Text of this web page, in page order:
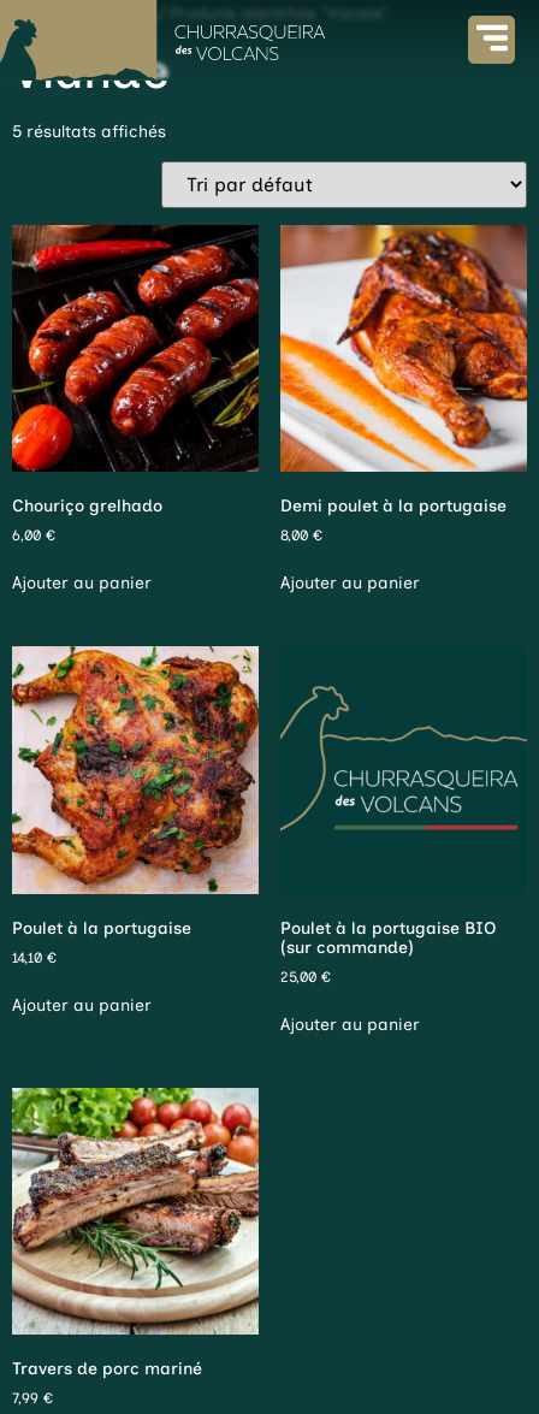
Viande
5 résultats affichés
Chouriço grelhado
6,00 €
Ajouter au panier
Demi poulet à la portugaise
8,00 €
Ajouter au panier
Poulet à la portugaise
14,10 €
Ajouter au panier
Poulet à la portugaise BIO
(sur commande)
25,00 €
Ajouter au panier
Travers de porc mariné
7,99 €